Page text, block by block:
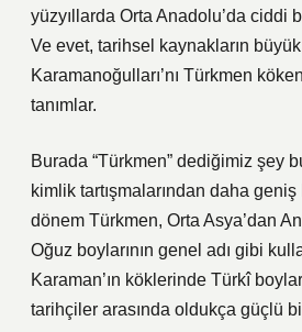
yüzyıllarda Orta Anadolu’da ciddi
Ve evet, tarihsel kaynakların büyük
Karamanoğulları’nı Türkmen
tanımlar.
Burada “Türkmen” dediğimiz şey
kimlik tartışmalarından daha geniş
dönem Türkmen, Orta Asya’dan
Oğuz boylarının genel adı gibi
Karaman’ın köklerinde Türkî
tarihçiler arasında oldukça güçlü